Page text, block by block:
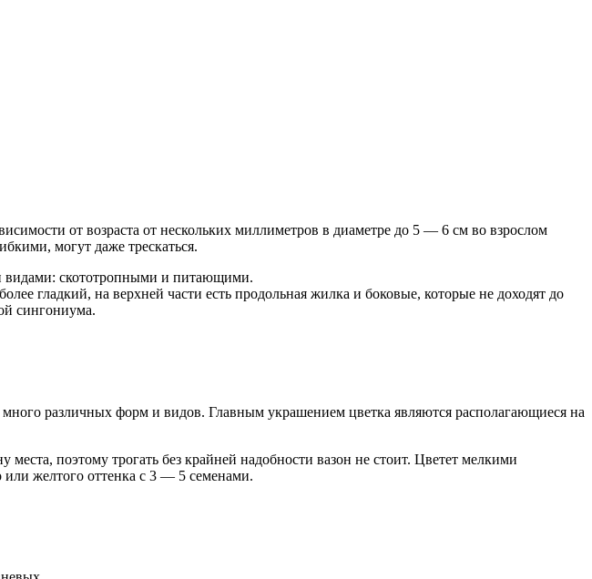
от возраста от нескольких миллиметров в диаметре до 5 — 6 см во взрослом
могут даже трескаться.
видами: скототропными и питающими.
гладкий, на верхней части есть продольная жилка и боковые, которые не доходят до
сингониума.
различных форм и видов. Главным украшением цветка являются располагающиеся на
поэтому трогать без крайней надобности вазон не стоит. Цветет мелкими
или желтого оттенка с 3 — 5 семенами.